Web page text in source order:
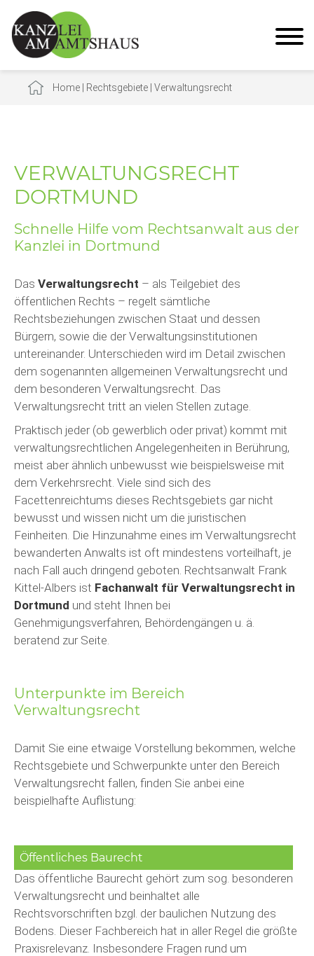
Home Rechtsgebiete Verwaltungsrecht
VERWALTUNGSRECHT
DORTMUND
Schnelle Hilfe vom Rechtsanwalt aus der
Kanzlei in Dortmund
Das Verwaltungsrecht – als Teilgebiet des
öffentlichen Rechts – regelt sämtliche
Rechtsbeziehungen zwischen Staat und dessen
Bürgern, sowie die der Verwaltungsinstitutionen
untereinander. Unterschieden wird im Detail zwischen
dem sogenannten allgemeinen Verwaltungsrecht und
dem besonderen Verwaltungsrecht. Das
Verwaltungsrecht tritt an vielen Stellen zutage.
Praktisch jeder (ob gewerblich oder privat) kommt mit
verwaltungsrechtlichen Angelegenheiten in Berührung,
meist aber ähnlich unbewusst wie beispielsweise mit
dem Verkehrsrecht. Viele sind sich des
Facettenreichtums dieses Rechtsgebiets gar nicht
bewusst und wissen nicht um die juristischen
Feinheiten. Die Hinzunahme eines im Verwaltungsrecht
bewanderten Anwalts ist oft mindestens vorteilhaft, je
nach Fall auch dringend geboten. Rechtsanwalt Frank
Kittel-Albers ist Fachanwalt für Verwaltungsrecht in
Dortmund und steht Ihnen bei
Genehmigungsverfahren, Behördengängen u. ä.
beratend zur Seite.
Unterpunkte im Bereich
Verwaltungsrecht
Damit Sie eine etwaige Vorstellung bekommen, welche
Rechtsgebiete und Schwerpunkte unter den Bereich
Verwaltungsrecht fallen, finden Sie anbei eine
beispielhafte Auflistung:
Öffentliches Baurecht
Das öffentliche Baurecht gehört zum sog. besonderen
Verwaltungsrecht und beinhaltet alle
Rechtsvorschriften bzgl. der baulichen Nutzung des
Bodens. Dieser Fachbereich hat in aller Regel die größte
Praxisrelevanz. Insbesondere Fragen rund um